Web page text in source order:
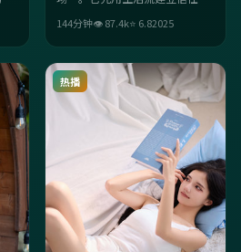
区；陈凯歌的调度让每场戏都
“有目的”。
144分钟👁87.4k⭐ 6.82025
热播